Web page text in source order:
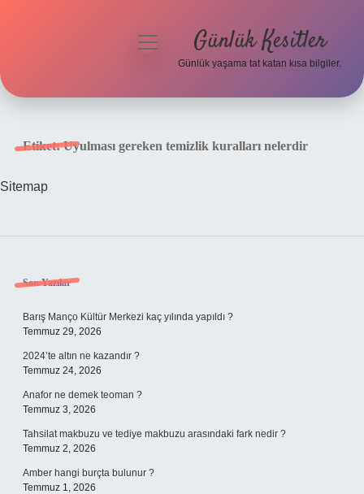
menüyü
Günlük Kesitler
Günlük yaşama tat katan kısa bilgiler.
Etiket:Uyulması gereken temizlik kuralları nelerdir
Sitemap
Sidebar
Son Yazılar
Barış Manço Kültür Merkezi kaç yılında yapıldı ?
Temmuz 29, 2026
2024’te altın ne kazandır ?
Temmuz 24, 2026
Anafor ne demek teoman ?
Temmuz 3, 2026
Tahsilat makbuzu ve tediye makbuzu arasındaki fark nedir ?
Temmuz 2, 2026
Amber hangi burçta bulunur ?
Temmuz 1, 2026